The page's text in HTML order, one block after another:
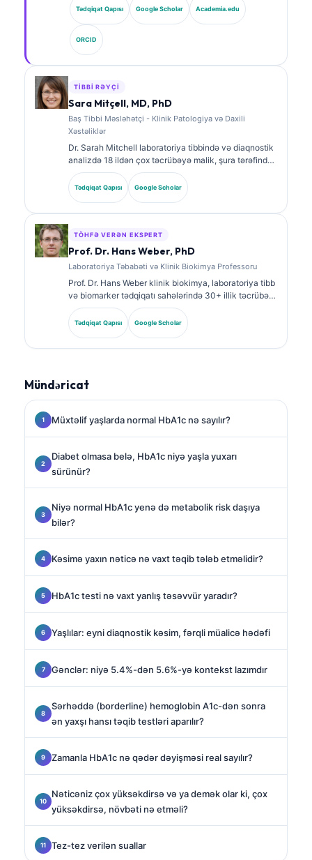
internistdir. Kantesti AI şirkətində Baş Tibb Direktoru
kimi o, məxsusi neyron şəbəkənin tibbi dəqiqliyinə
dair klinik nəzarəti həyata keçirir. Dr. Klein
biomarkerlərin şərhi və laboratoriya diaqnostikası
mövzularında laboratoriya tibbinə dair geniş şəkildə
nəşrlər edib.
Tədqiqat Qapısı Google Scholar Academia.edu
ORCID
TIBBI RƏYÇI
Sara Mitçell, MD, PhD
Baş Tibbi Məsləhətçi - Klinik Patologiya və Daxili
Xəstəliklər
Dr. Sarah Mitchell laboratoriya tibbində və diaqnostik
analizdə 18 ildən çox təcrübəyə malik, şura tərəfindən
təsdiqlənmiş klinik patoloqdur. O, klinik kimya üzrə
ixtisas sertifikatlarına malikdir və klinik praktikada
biomarker panelləri və laborator analiz barədə geniş
Tədqiqat Qapısı Google Scholar
TÖHFƏ VERƏN EKSPERT
Prof. Dr. Hans Weber, PhD
Laboratoriya Təbabəti və Klinik Biokimya Professoru
Prof. Dr. Hans Weber klinik biokimya, laboratoriya tibb
və biomarker tədqiqatı sahələrində 30+ illik təcrübə
gətirir. Alman Klinik Kimya Cəmiyyətinin keçmiş
prezidenti olaraq o, diaqnostik panel analizi,
biomarkerlərin standartlaşdırılması və AI ilə
Tədqiqat Qapısı Google Scholar
Mündəricat
Müxtəlif yaşlarda normal HbA1c nə sayılır?
Diabet olmasa belə, HbA1c niyə yaşla yuxarı
sürünür?
Niyə normal HbA1c yenə də metabolik risk daşıya
bilər?
Kəsimə yaxın nəticə nə vaxt təqib tələb etməlidir?
HbA1c testi nə vaxt yanlış təsəvvür yaradır?
Yaşlılar: eyni diaqnostik kəsim, fərqli müalicə hədəfi
Gənclər: niyə 5.4%-dən 5.6%-yə kontekst lazımdır
Sərhəddə (borderline) hemoglobin A1c-dən sonra
ən yaxşı hansı təqib testləri aparılır?
Zamanla HbA1c nə qədər dəyişməsi real sayılır?
Nəticəniz çox yüksəkdirsə və ya demək olar ki, çox
yüksəkdirsə, növbəti nə etməli?
Tez-tez verilən suallar